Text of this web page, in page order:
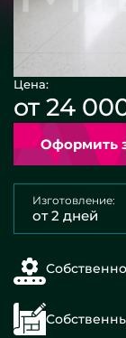
Цена:
от 24
Изготовление:
от 2 дней